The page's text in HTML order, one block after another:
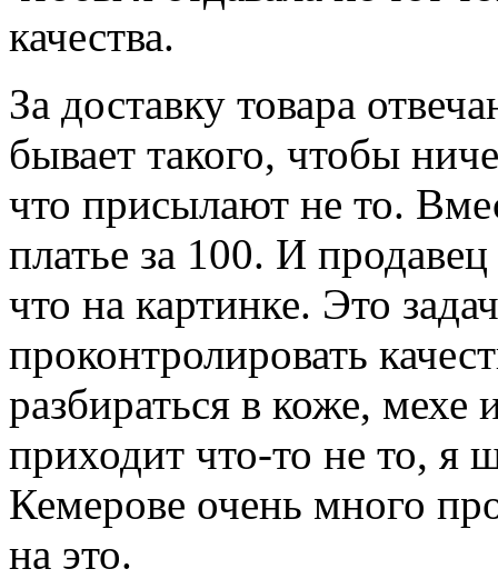
качества.
За доставку товара
бывает такого, чтобы
что присылают не то.
платье за 100. И
что на картинке. Это
проконтролировать
разбираться в коже,
приходит что-то не то, я
Кемерове очень много
на это.